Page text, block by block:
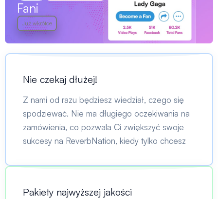
Fani
Już wkrótce
Nie czekaj dłużej!
Z nami od razu będziesz wiedział, czego się
spodziewać. Nie ma długiego oczekiwania na
zamówienia, co pozwala Ci zwiększyć swoje
sukcesy na ReverbNation, kiedy tylko chcesz
Pakiety najwyższej jakości